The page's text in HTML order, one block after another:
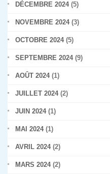
DÉCEMBRE 2024(5)
NOVEMBRE 2024(3)
OCTOBRE 2024(5)
SEPTEMBRE 2024(9)
AOÛT 2024(1)
JUILLET 2024(2)
JUIN 2024(1)
MAI 2024(1)
AVRIL 2024(2)
MARS 2024(2)